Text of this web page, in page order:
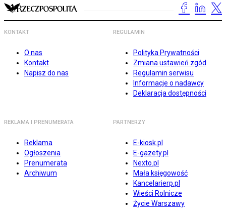
KONTAKT
O nas
Kontakt
Napisz do nas
REGULAMIN
Polityka Prywatności
Zmiana ustawień zgód
Regulamin serwisu
Informacje o nadawcy
Deklaracja dostępności
REKLAMA I PRENUMERATA
Reklama
Ogłoszenia
Prenumerata
Archiwum
PARTNERZY
E-kiosk.pl
E-gazety.pl
Nexto.pl
Mała księgowość
Kancelarierp.pl
Wieści Rolnicze
Życie Warszawy